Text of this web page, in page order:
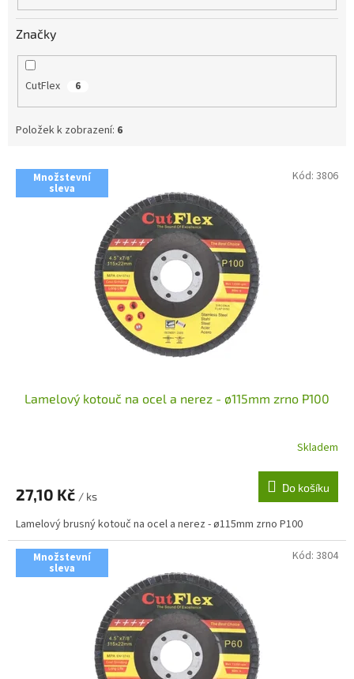
Značky
CutFlex 6
Položek k zobrazení: 6
V
p
Množstevní
sleva
Lamelový kotouč na ocel a nerez - ø115mm zrno P100
Skladem
27,10 Kč / ks
Do košíku
Lamelový brusný kotouč na ocel a nerez - ø115mm zrno P100
Kód: 3806
Množstevní
sleva
Kód: 3804